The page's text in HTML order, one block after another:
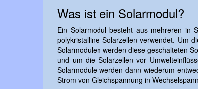
Was ist ein Solarmodul?
Ein Solarmodul besteht aus mehreren in
polykristalline Solarzellen verwendet. Um
Solarmodulen werden diese geschalteten
und um die Solarzellen vor
Solarmodule werden dann wiederum
Strom von Gleichspannung in